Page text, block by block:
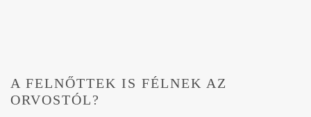
A FELNŐTTEK IS FÉLNEK AZ
ORVOSTÓL?